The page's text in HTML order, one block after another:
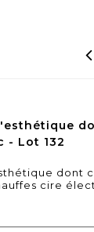
- Lot 132
dont
cire